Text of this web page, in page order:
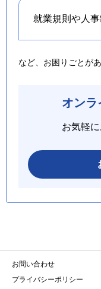
就業規則や人
など、お困りごとが
オンラ
お気軽
お問い合わせ
プライバシーポリシー